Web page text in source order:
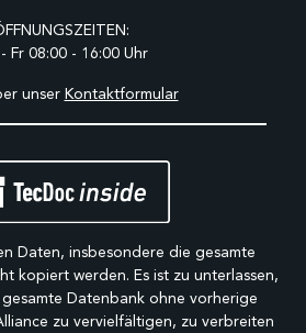
Fr 08:00 - 16:00 Uhr
unser Kontaktformular
Daten, insbesondere die gesamte
kopiert werden. Es ist zu unterlassen,
Datenbank ohne vorherige
zu vervielfältigen, zu verbreiten